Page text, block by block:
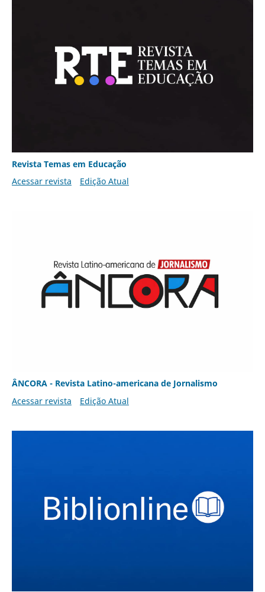
Revista Temas em Educação
Acessar revista
Edição Atual
ÂNCORA - Revista Latino-americana de Jornalismo
Acessar revista
Edição Atual